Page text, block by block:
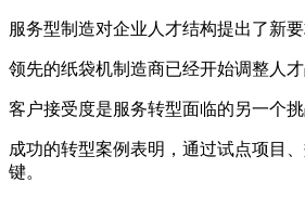
服务型制造对企业人才结构提出了新
领先的纸袋机制造商已经开始调整人
客户接受度是服务转型面临的另一个
成功的转型案例表明，通过试点项目
键。